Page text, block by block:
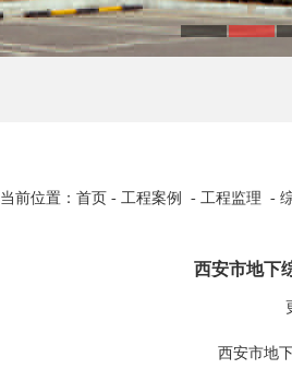
当前位置：首页 - 工程案例 - 工程监理 -
西安市地下
西安市地